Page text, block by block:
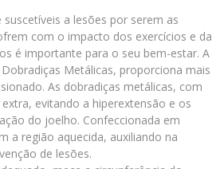
a lesões por serem as
com o impacto dos exercícios e da
é importante para o seu bem-estar. A
Metálicas, proporciona mais
As dobradiças metálicas, com
evitando a hiperextensão e os
do joelho. Confeccionada em
a região aquecida, auxiliando na
de lesões.